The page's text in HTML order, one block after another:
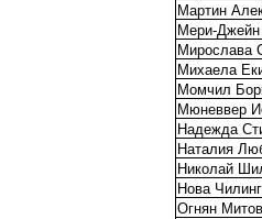
Мартин
Мери-
Мирослава
Михаела
Момчил
Мюневвер
Надежда
Наталия
Николай
Нова
Огнян Митов